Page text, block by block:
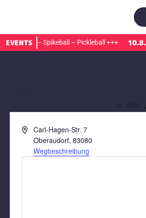
EVENTS
| Tennis – Spikeball – Pickleball +++
«
AdresseCarl-Hagen-Str. 7
Oberaudorf, 83080
Wegbeschreibung